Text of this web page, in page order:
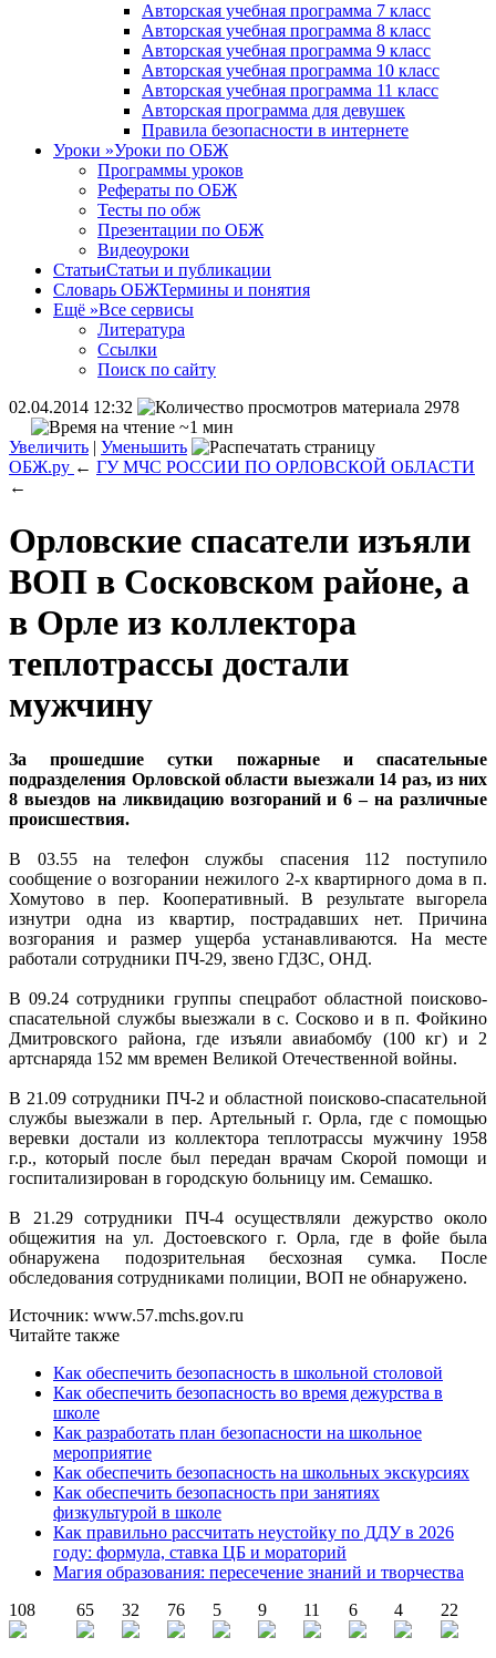
Авторская учебная программа 7 класс
Авторская учебная программа 8 класс
Авторская учебная программа 9 класс
Авторская учебная программа 10 класс
Авторская учебная программа 11 класс
Авторская программа для девушек
Правила безопасности в интернете
Уроки »Уроки по ОБЖ
Программы уроков
Рефераты по ОБЖ
Тесты по обж
Презентации по ОБЖ
Видеоуроки
СтатьиСтатьи и публикации
Словарь ОБЖТермины и понятия
Ещё »Все сервисы
Литература
Ссылки
Поиск по сайту
02.04.2014 12:32
2978
~1 мин
Увеличить | Уменьшить
ОБЖ.ру ← ГУ МЧС РОССИИ ПО ОРЛОВСКОЙ ОБЛАСТИ
←
Орловские спасатели изъяли
ВОП в Сосковском районе, а
в Орле из коллектора
теплотрассы достали
мужчину
За прошедшие сутки пожарные и спасательные
подразделения Орловской области выезжали 14 раз, из них
8 выездов на ликвидацию возгораний и 6 – на различные
происшествия.
В 03.55 на телефон службы спасения 112 поступило
сообщение о возгорании нежилого 2-х квартирного дома в п.
Хомутово в пер. Кооперативный. В результате выгорела
изнутри одна из квартир, пострадавших нет. Причина
возгорания и размер ущерба устанавливаются. На месте
работали сотрудники ПЧ-29, звено ГДЗС, ОНД.
В 09.24 сотрудники группы спецработ областной поисково-
спасательной службы выезжали в с. Сосково и в п. Фойкино
Дмитровского района, где изъяли авиабомбу (100 кг) и 2
артснаряда 152 мм времен Великой Отечественной войны.
В 21.09 сотрудники ПЧ-2 и областной поисково-спасательной
службы выезжали в пер. Артельный г. Орла, где с помощью
веревки достали из коллектора теплотрассы мужчину 1958
г.р., который после был передан врачам Скорой помощи и
госпитализирован в городскую больницу им. Семашко.
В 21.29 сотрудники ПЧ-4 осуществляли дежурство около
общежития на ул. Достоевского г. Орла, где в фойе была
обнаружена подозрительная бесхозная сумка. После
обследования сотрудниками полиции, ВОП не обнаружено.
Источник: www.57.mchs.gov.ru
Читайте также
Как обеспечить безопасность в школьной столовой
Как обеспечить безопасность во время дежурства в
школе
Как разработать план безопасности на школьное
мероприятие
Как обеспечить безопасность на школьных экскурсиях
Как обеспечить безопасность при занятиях
физкультурой в школе
Как правильно рассчитать неустойку по ДДУ в 2026
году: формула, ставка ЦБ и мораторий
Магия образования: пересечение знаний и творчества
108
65 32 76 5 9 11 6 4 22